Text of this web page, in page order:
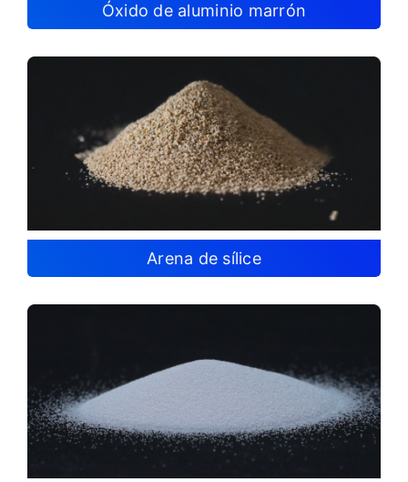
Óxido de aluminio marrón
Arena de sílice